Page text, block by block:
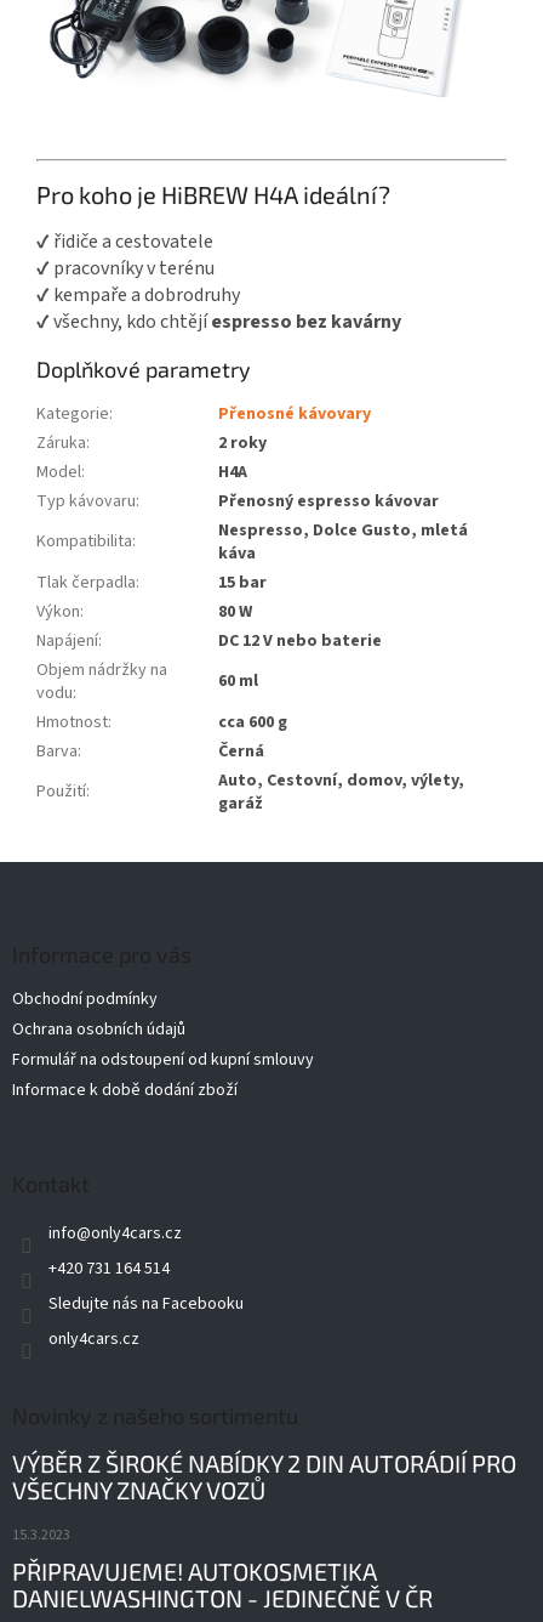
Pro koho je HiBREW H4A ideální?
✔ řidiče a cestovatele
✔ pracovníky v terénu
✔ kempaře a dobrodruhy
✔ všechny, kdo chtějíespresso bez kavárny
Doplňkové parametry
Kategorie:
Přenosné kávovary
Záruka:
2 roky
Model:
H4A
Typ kávovaru:
Přenosný espresso kávovar
Kompatibilita:
Nespresso, Dolce Gusto, mletá
káva
Tlak čerpadla:
15 bar
Výkon:
80 W
Napájení:
DC 12 V nebo baterie
Objem nádržky na
vodu:
60 ml
Hmotnost:
cca 600 g
Barva:
Černá
Použití:
Auto, Cestovní, domov, výlety,
garáž
Informace pro vás
Obchodní podmínky
Ochrana osobních údajů
Formulář na odstoupení od kupní smlouvy
Informace k době dodání zboží
Kontakt
info@only4cars.cz
+420 731 164 514
Sledujte nás na Facebooku
only4cars.cz
Novinky z našeho sortimentu
VÝBĚR Z ŠIROKÉ NABÍDKY 2 DIN AUTORÁDIÍ PRO
VŠECHNY ZNAČKY VOZŮ
15.3.2023
PŘIPRAVUJEME! AUTOKOSMETIKA
DANIELWASHINGTON - JEDINEČNĚ V ČR